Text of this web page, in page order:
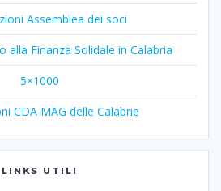
Assemblea dei soci
alla Finanza Solidale in Calabria
5×1000
CDA MAG delle Calabrie
LINKS UTILI